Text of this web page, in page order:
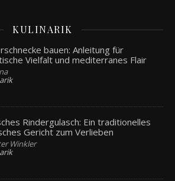
KULINARIK
bauen: Anleitung für
Vielfalt und mediterranes Flair
Rindergulasch: Ein traditionelles
Gericht zum Verlieben
Winkler